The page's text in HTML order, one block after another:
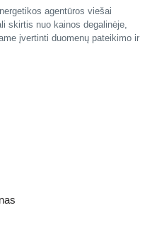
agentūros viešai
skirtis nuo kainos degalinėje,
įvertinti duomenų pateikimo ir